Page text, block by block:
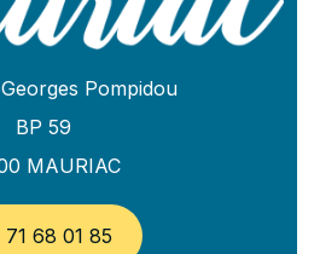
Pompidou
BP 59
MAURIAC
68 01 85